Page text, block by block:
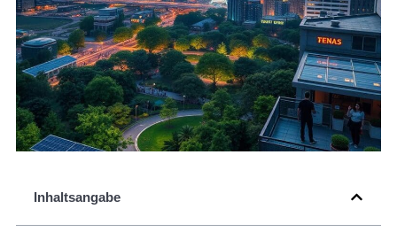
Inhaltsangabe